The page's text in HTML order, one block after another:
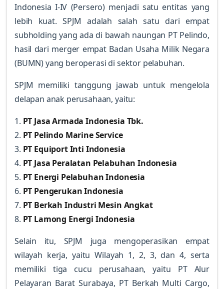
Indonesia I-IV (Persero) menjadi satu entitas yang
lebih kuat. SPJM adalah salah satu dari empat
subholding yang ada di bawah naungan PT Pelindo,
hasil dari merger empat Badan Usaha Milik Negara
(BUMN) yang beroperasi di sektor pelabuhan.
SPJM memiliki tanggung jawab untuk mengelola
delapan anak perusahaan, yaitu:
1. PT Jasa Armada Indonesia Tbk.
2. PT Pelindo Marine Service
3. PT Equiport Inti Indonesia
4. PT Jasa Peralatan Pelabuhan Indonesia
5. PT Energi Pelabuhan Indonesia
6. PT Pengerukan Indonesia
7. PT Berkah Industri Mesin Angkat
8. PT Lamong Energi Indonesia
Selain itu, SPJM juga mengoperasikan empat
wilayah kerja, yaitu Wilayah 1, 2, 3, dan 4, serta
memiliki tiga cucu perusahaan, yaitu PT Alur
Pelayaran Barat Surabaya, PT Berkah Multi Cargo,